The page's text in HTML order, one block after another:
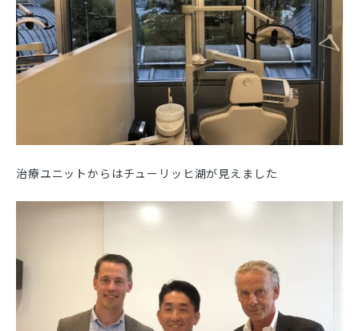
治療ユニットからはチューリッヒ湖が見えました